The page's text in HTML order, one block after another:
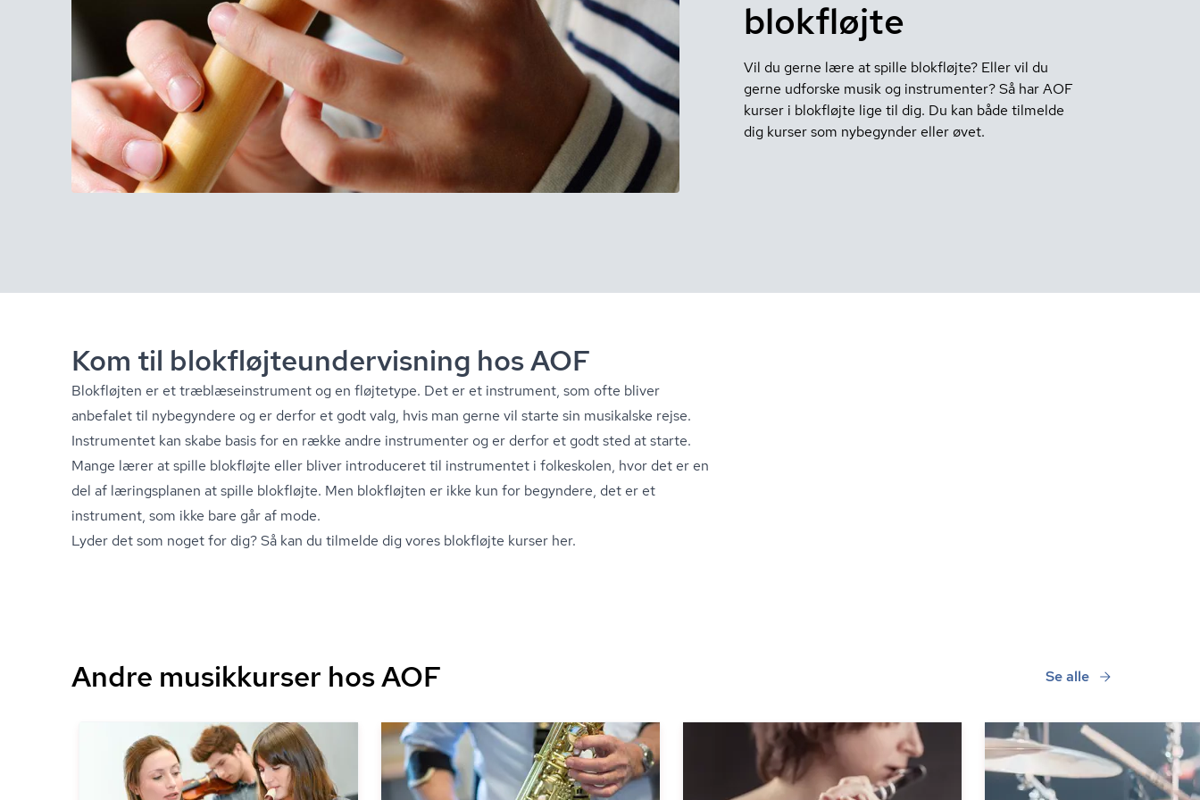
blokfløjte
Vil du gerne lære at spille blokfløjte? Eller vil du
gerne udforske musik og instrumenter? Så har AOF
kurser i blokfløjte lige til dig. Du kan både tilmelde
dig kurser som nybegynder eller øvet.
Kom til blok­fløjte­un­der­vis­ning hos AOF
Blokfløjten er et træb­læ­se­in­stru­ment og en fløjtetype. Det er et instrument, som ofte bliver
anbefalet til nybegyndere og er derfor et godt valg, hvis man gerne vil starte sin musikalske rejse.
Instrumentet kan skabe basis for en række andre instrumenter og er derfor et godt sted at starte.
Mange lærer at spille blokfløjte eller bliver introduceret til instrumentet i folkeskolen, hvor det er en
del af læringsplanen at spille blokfløjte. Men blokfløjten er ikke kun for begyndere, det er et
instrument, som ikke bare går af mode.
Lyder det som noget for dig?Så kan du tilmelde dig vores blokfløjte kurser her.
Andre musikkurser hos AOF Se alle